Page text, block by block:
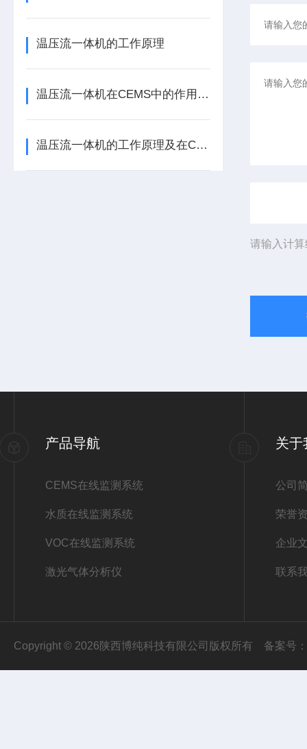
温压流一体机的工作原理
温压流一体机在CEMS中的作用及应用场景
温压流一体机的工作原理及在CEMS中的应用
请输入计
产品导航
CEMS在线监测系统
水质在线监测系统
VOC在线监测系统
激光气体分析仪
关于
公司
荣誉
企业
联系
Copyright © 2026陕西博纯科技有限公司版权所有 备案号